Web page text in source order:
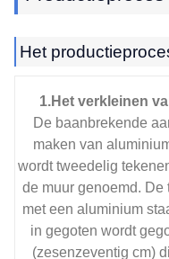
Het
1.Het verkleinen
De baanbrekende
maken van
wordt tweedelig
de muur genoemd. De
met een aluminium
in gegoten wordt
(zesenzeventig cm)